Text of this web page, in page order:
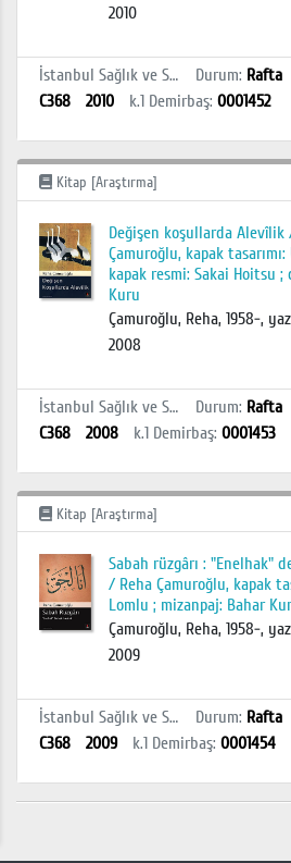
2010
İstanbul Sağlık ve Sosyal Bilimler MYO Kütüphanesi Durum: Rafta
C368
2010 k.1 Demirbaş: 0001452
Kitap [Araştırma]
Değişen koşullarda Alevîlik
Çamuroğlu, kapak
kapak resmi: Sakai Hoitsu ;
Kuru
Çamuroğlu, Reha, 1958-,
2008
İstanbul Sağlık ve Sosyal Bilimler MYO Kütüphanesi Durum: Rafta
C368
2008 k.1 Demirbaş: 0001453
Kitap [Araştırma]
Sabah rüzgârı : "Enelhak"
/ Reha Çamuroğlu, kapak
Lomlu ; mizanpaj: Bahar
Çamuroğlu, Reha, 1958-,
2009
İstanbul Sağlık ve Sosyal Bilimler MYO Kütüphanesi Durum: Rafta
C368
2009 k.1 Demirbaş: 0001454